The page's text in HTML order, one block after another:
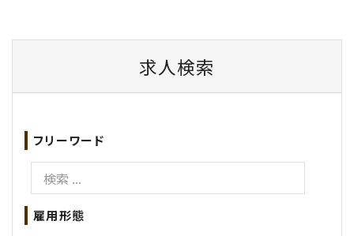
求人検索
フリーワード
雇用形態